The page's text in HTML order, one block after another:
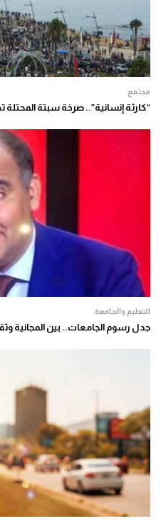
مجتمع
“كارثة إنسانية”.. صرخة سبتة
التعليم والجامعة
جدل رسوم الجامعات.. بين المجانية